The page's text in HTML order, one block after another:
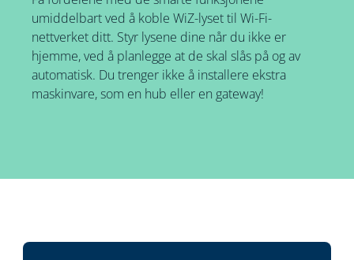
umiddelbart ved å koble WiZ-lyset til Wi-Fi-
nettverket ditt. Styr lysene dine når du ikke er
hjemme, ved å planlegge at de skal slås på og av
automatisk. Du trenger ikke å installere ekstra
maskinvare, som en hub eller en gateway!